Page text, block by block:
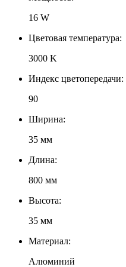
16 W
Цветовая температура:
3000 K
Индекс цветопередачи:
90
Ширина:
35 мм
Длина:
800 мм
Высота:
35 мм
Материал:
Алюминий